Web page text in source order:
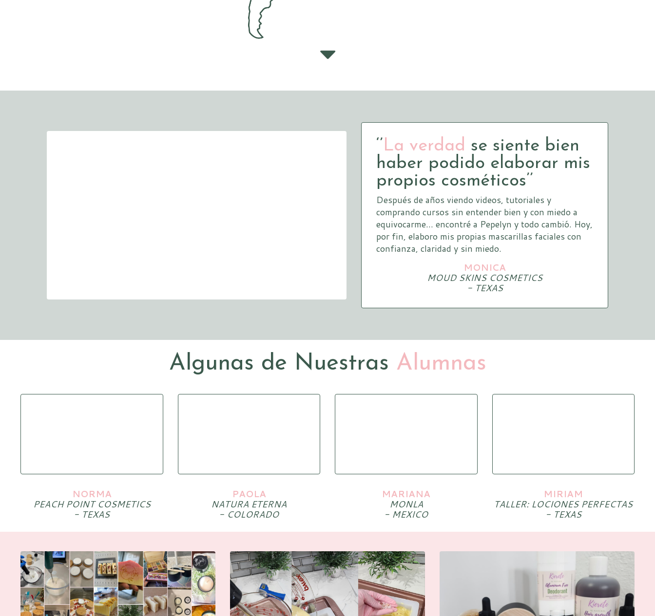
‘’La verdad se siente bien
haber podido elaborar mis
propios cosméticos’’
Después de años viendo videos, tutoriales y
comprando cursos sin entender bien y con miedo a
equivocarme… encontré a Pepelyn y todo cambió. Hoy,
por fin, elaboro mis propias mascarillas faciales con
confianza, claridad y sin miedo.
MONICA
MOUD SKINS COSMETICS
- TEXAS
Algunas de Nuestras Alumnas
NORMA
PEACH POINT COSMETICS
- TEXAS
PAOLA
NATURA ETERNA
- COLORADO
MARIANA
MONLA
- MEXICO
MIRIAM
TALLER: LOCIONES PERFECTAS
- TEXAS